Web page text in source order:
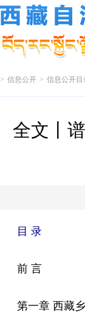
> 信息公开 > 信息公开目
全文丨
目 录
前 言
第一章 西藏乡